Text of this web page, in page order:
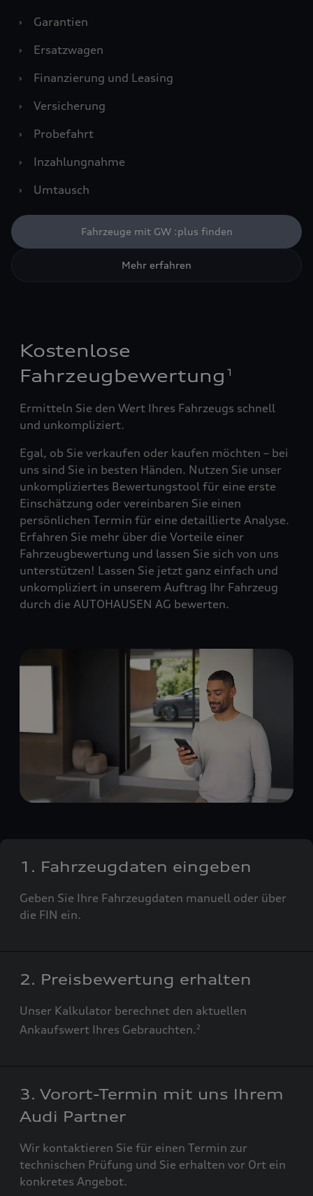
›
Garantien
›
Ersatzwagen
›
Finanzierung und Leasing
›
Versicherung
›
Probefahrt
›
Inzahlungnahme
›
Umtausch
Fahrzeuge mit GW :plus finden
Mehr erfahren
Kostenlose
Fahrzeugbewertung 1
Ermitteln Sie den Wert Ihres Fahrzeugs schnell
und unkompliziert.
Egal, ob Sie verkaufen oder kaufen möchten – bei
uns sind Sie in besten Händen. Nutzen Sie unser
unkompliziertes Bewertungstool für eine erste
Einschätzung oder vereinbaren Sie einen
persönlichen Termin für eine detaillierte Analyse.
Erfahren Sie mehr über die Vorteile einer
Fahrzeugbewertung und lassen Sie sich von uns
unterstützen! Lassen Sie jetzt ganz einfach und
unkompliziert in unserem Auftrag Ihr Fahrzeug
durch die AUTOHAUSEN AG bewerten.
1. Fahrzeugdaten eingeben
Geben Sie Ihre Fahrzeugdaten manuell oder über
die FIN ein.
2. Preisbewertung erhalten
Unser Kalkulator berechnet den aktuellen
Ankaufswert Ihres Gebrauchten.2
3. Vorort-Termin mit uns Ihrem
Audi Partner
Wir kontaktieren Sie für einen Termin zur
technischen Prüfung und Sie erhalten vor Ort ein
konkretes Angebot.